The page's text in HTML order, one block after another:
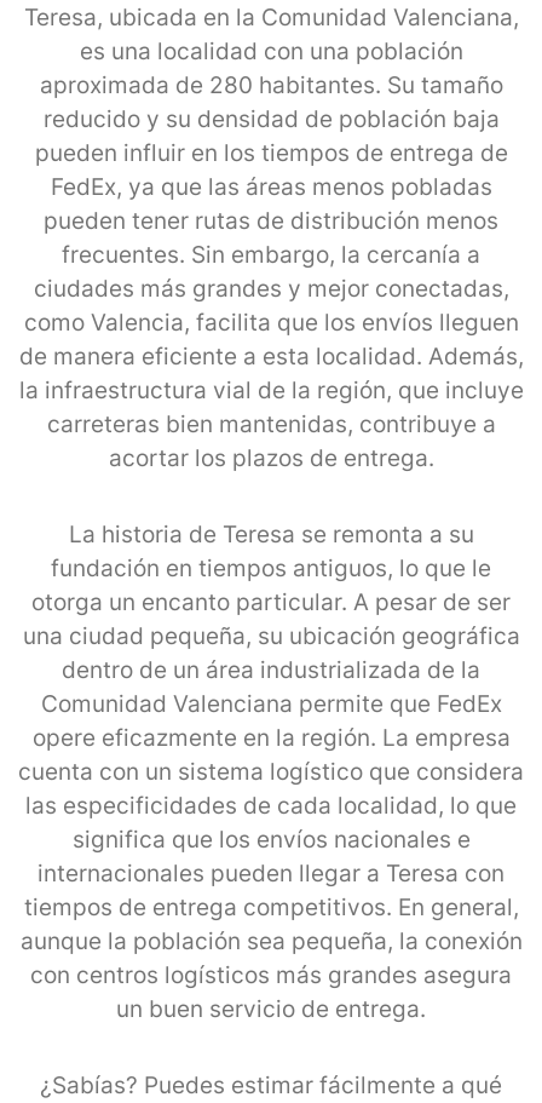
Teresa, ubicada en la Comunidad Valenciana,
es una localidad con una población
aproximada de 280 habitantes. Su tamaño
reducido y su densidad de población baja
pueden influir en los tiempos de entrega de
FedEx, ya que las áreas menos pobladas
pueden tener rutas de distribución menos
frecuentes. Sin embargo, la cercanía a
ciudades más grandes y mejor conectadas,
como Valencia, facilita que los envíos lleguen
de manera eficiente a esta localidad. Además,
la infraestructura vial de la región, que incluye
carreteras bien mantenidas, contribuye a
acortar los plazos de entrega.
La historia de Teresa se remonta a su
fundación en tiempos antiguos, lo que le
otorga un encanto particular. A pesar de ser
una ciudad pequeña, su ubicación geográfica
dentro de un área industrializada de la
Comunidad Valenciana permite que FedEx
opere eficazmente en la región. La empresa
cuenta con un sistema logístico que considera
las especificidades de cada localidad, lo que
significa que los envíos nacionales e
internacionales pueden llegar a Teresa con
tiempos de entrega competitivos. En general,
aunque la población sea pequeña, la conexión
con centros logísticos más grandes asegura
un buen servicio de entrega.
¿Sabías? Puedes estimar fácilmente a qué